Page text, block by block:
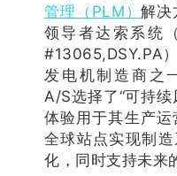
管理（PLM）解决
领导者达索系统
#13065,DSY.PA
发电机制造商之
A/S选择了“可持续
体验用于其生产
全球站点实现制
化，同时支持未来